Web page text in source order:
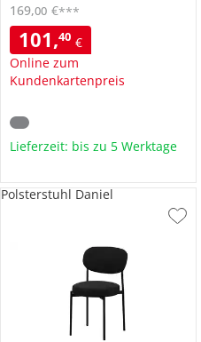
101,40 €
Online zum
Kundenkartenpreis
169,00 €***
Lieferzeit: bis zu 5 Werktage
Polsterstuhl Daniel